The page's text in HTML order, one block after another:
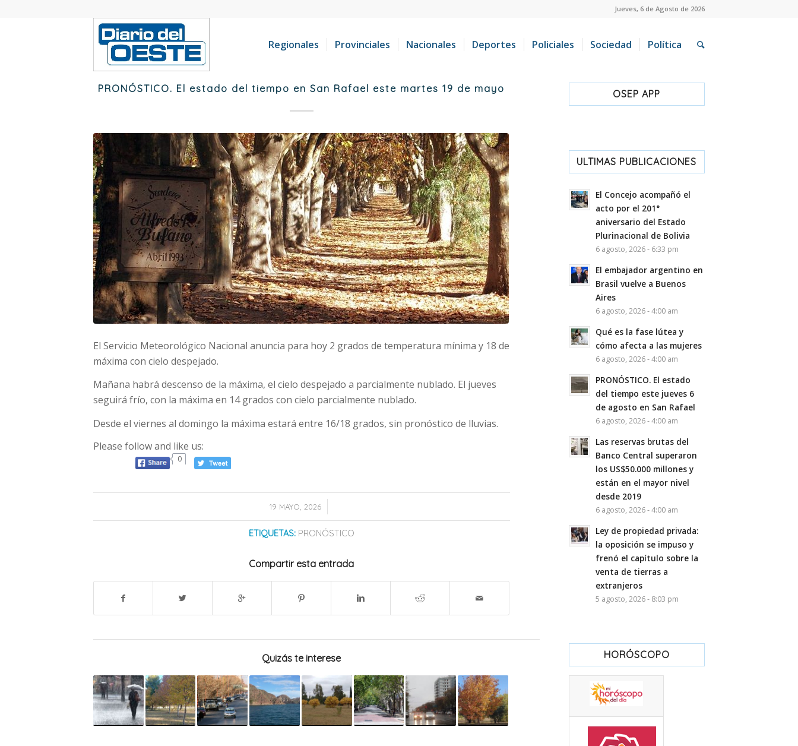
Jueves, 6 de Agosto de 2026
Regionales Provinciales Nacionales Deportes Policiales Sociedad Política
PRONÓSTICO. El estado del tiempo en San Rafael este martes 19 de mayo
El Servicio Meteorológico Nacional anuncia para hoy 2 grados de temperatura mínima y 18 de
máxima con cielo despejado.
Mañana habrá descenso de la máxima, el cielo despejado a parcialmente nublado. El jueves
seguirá frío, con la máxima en 14 grados con cielo parcialmente nublado.
Desde el viernes al domingo la máxima estará entre 16/18 grados, sin pronóstico de lluvias.
Please follow and like us:
0
19 MAYO, 2026
/
ETIQUETAS: PRONÓSTICO
Compartir esta entrada
Quizás te interese
OSEP APP
ULTIMAS PUBLICACIONES
El Concejo acompañó el
acto por el 201°
aniversario del Estado
Plurinacional de Bolivia
6 agosto, 2026 - 6:33 pm
El embajador argentino en
Brasil vuelve a Buenos
Aires
6 agosto, 2026 - 4:00 am
Qué es la fase lútea y
cómo afecta a las mujeres
6 agosto, 2026 - 4:00 am
PRONÓSTICO. El estado
del tiempo este jueves 6
de agosto en San Rafael
6 agosto, 2026 - 4:00 am
Las reservas brutas del
Banco Central superaron
los US$50.000 millones y
están en el mayor nivel
desde 2019
6 agosto, 2026 - 4:00 am
Ley de propiedad privada:
la oposición se impuso y
frenó el capítulo sobre la
venta de tierras a
extranjeros
5 agosto, 2026 - 8:03 pm
HORÓSCOPO